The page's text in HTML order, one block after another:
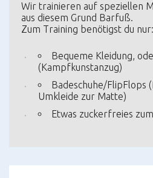
Wir trainieren auf speziellen
aus diesem Grund Barfuß.
Zum Training benötigst du nur:
Bequeme Kleidung,
(Kampfkunstanzug)
Badeschuhe/FlipFlops
Umkleide zur Matte)
Etwas zuckerfreies